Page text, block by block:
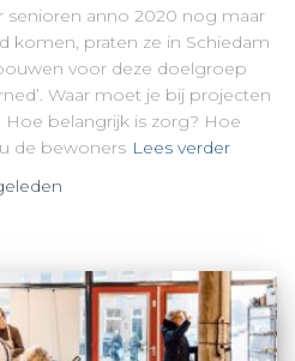
senioren anno 2020 nog maar
komen, praten ze in Schiedam
voor deze doelgroep
Waar moet je bij projecten
belangrijk is zorg? Hoe
de bewoners Lees verder